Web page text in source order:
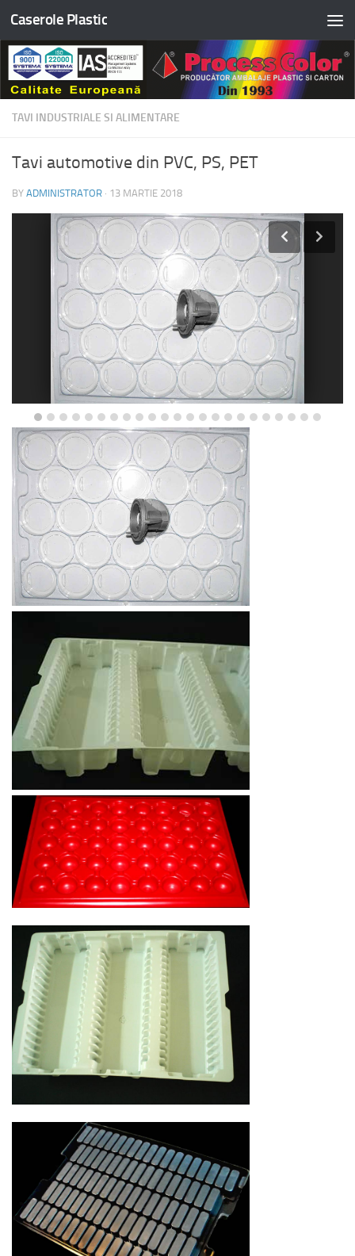
Skip to content
Caserole Plastic
TAVI INDUSTRIALE SI ALIMENTARE
Tavi automotive din PVC, PS, PET
BY ADMINISTRATOR · 13 MARTIE 2018